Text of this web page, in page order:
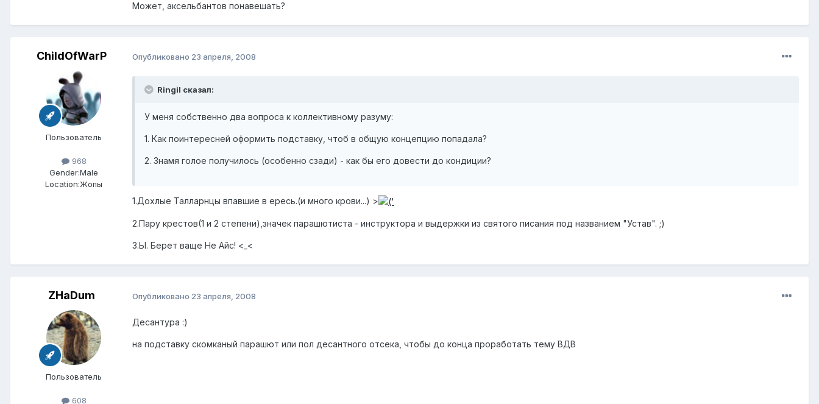
Может, аксельбантов понавешать?
ChildOfWarP
Пользователь
968
Gender:Male
Location:Жопы
Опубликовано 23 апреля, 2008
Ringil сказал:
У меня собственно два вопроса к коллективному разуму:
1. Как поинтересней оформить подставку, чтоб в общую концепцию попадала?
2. Знамя голое получилось (особенно сзади) - как бы его довести до кондиции?
1.Дохлые Талларнцы впавшие в ересь.(и много крови...) >
2.Пару крестов(1 и 2 степени),значек парашютиста - инструктора и выдержки из святого писания под названием "Устав". ;)
З.Ы. Берет ваще Не Айс! <_<
ZHaDum
Пользователь
608
Опубликовано 23 апреля, 2008
Десантура :)
на подставку скомканый парашют или пол десантного отсека, чтобы до конца проработать тему ВДВ